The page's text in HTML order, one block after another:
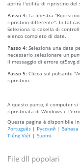
aprirà l'utilità di ripristino del
Passo 3: La finestra
ripristino differente". In tal
Seleziona la casella di
elenco completo di date.
Passo 4: Seleziona una data
necessario selezionare un
il messaggio di errore
Passo 5: Clicca sul pulsante
ripristino.
A questo punto, il computer
ripristinata di Windows e
Questa pagina è disponibile
Português | Русский |
Tiếng Việt | Suomi
File dll popolari